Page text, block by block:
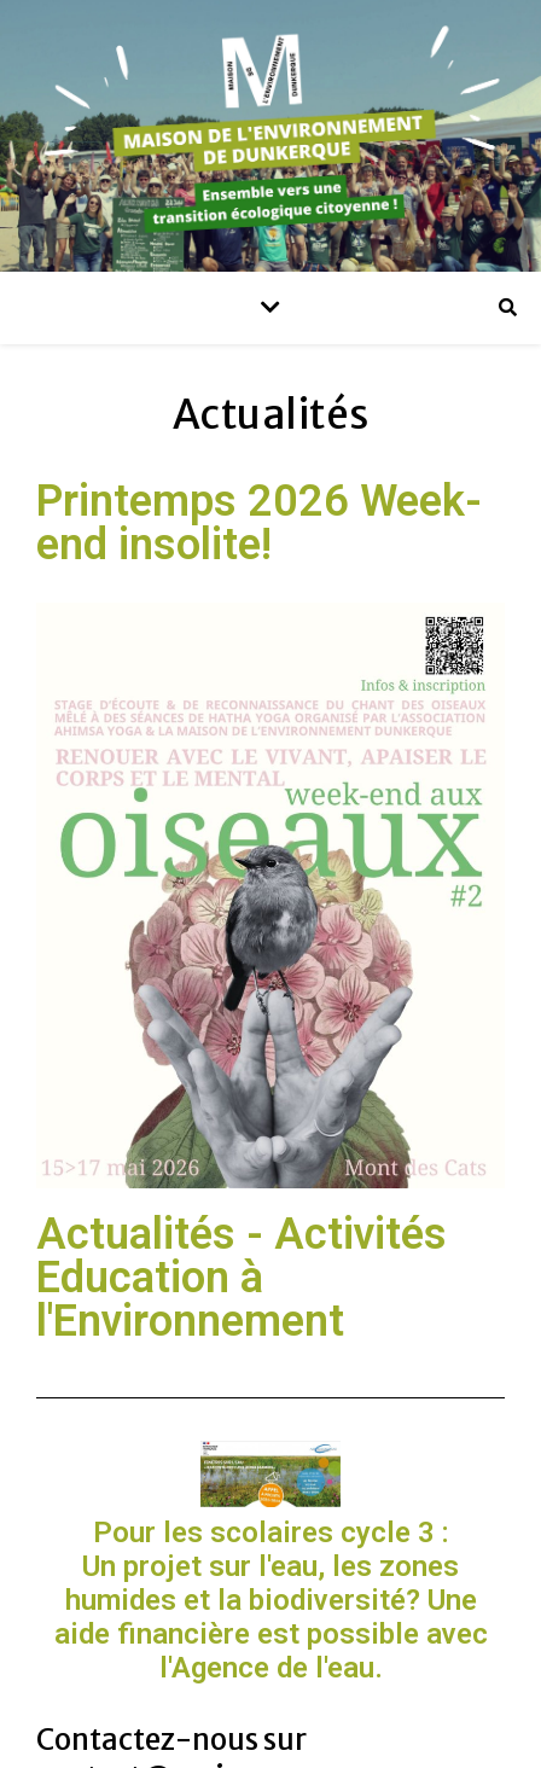
Actualités
Printemps 2026 Week-
end insolite!
Actualités - Activités
Education à
l'Environnement
Pour les scolaires cycle 3 :
Un projet sur l'eau, les zones
humides et la biodiversité? Une
aide financière est possible avec
l'Agence de l'eau.
Contactez-nous sur